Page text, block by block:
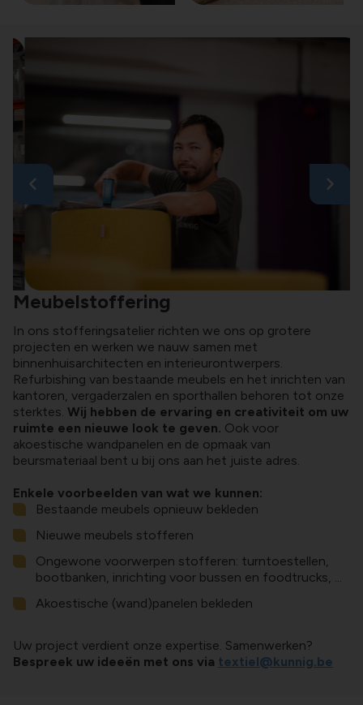
Meubelstoffering
In ons stofferingsatelier richten we ons op grotere
projecten en werken we nauw samen met
binnenhuisarchitecten en interieurontwerpers.
Refurbishing van bestaande meubels en het inrichten van
kantoren, vergaderzalen en sporthallen behoren tot onze
sterktes. Wij hebben de ervaring en creativiteit om uw
ruimte een nieuwe look te geven. Ook voor
akoestische wandpanelen en de opmaak van
beursmateriaal bent u bij ons aan het juiste adres.
Enkele voorbeelden van wat we kunnen:
Bestaande meubels opnieuw bekleden
Nieuwe meubels stofferen
Ongewone voorwerpen stofferen: turntoestellen,
bootbanken, inrichting voor bussen en foodtrucks, ...
Akoestische (wand)panelen bekleden
Uw project verdient onze expertise. Samenwerken?
Bespreek uw ideeën met ons via textiel@kunnig.be